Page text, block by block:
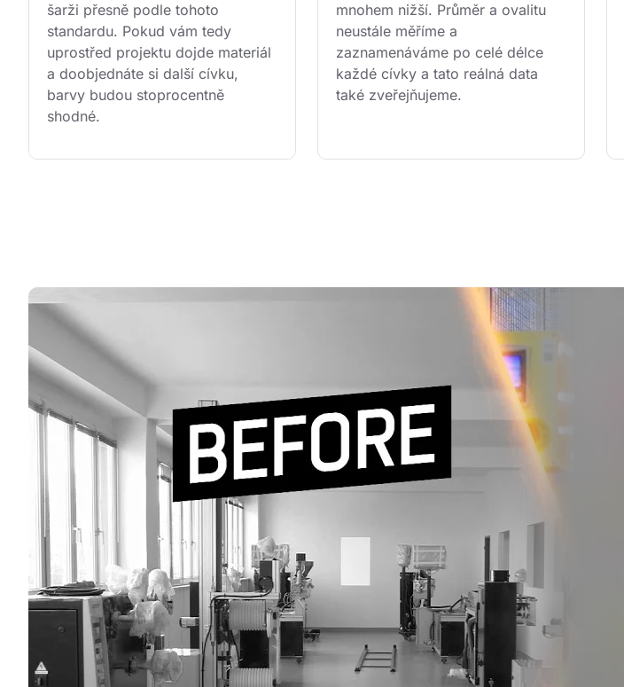
šarži přesně podle tohoto
standardu. Pokud vám tedy
uprostřed projektu dojde materiál
a doobjednáte si další cívku,
barvy budou stoprocentně
shodné.
mnohem nižší. Průměr a ovalitu
neustále měříme a
zaznamenáváme po celé délce
každé cívky a tato reálná data
také zveřejňujeme.